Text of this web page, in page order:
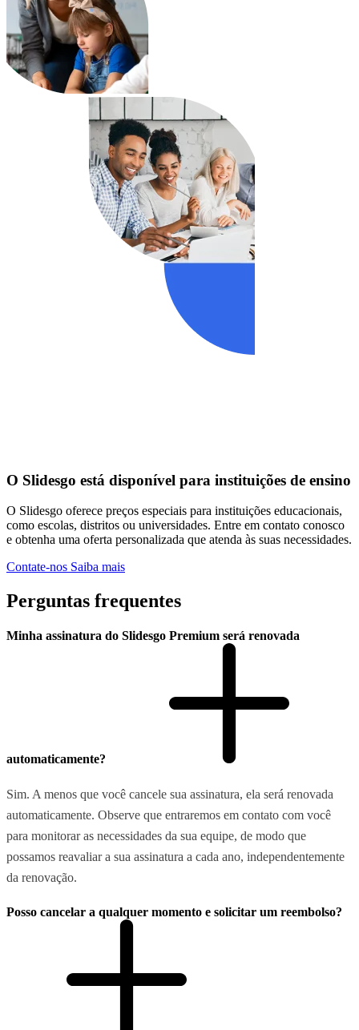
O Slidesgo está disponível para instituições de ensino
O Slidesgo oferece preços especiais para instituições educacionais,
como escolas, distritos ou universidades. Entre em contato conosco
e obtenha uma oferta personalizada que atenda às suas necessidades.
Contate-nos Saiba mais
Perguntas frequentes
Minha assinatura do Slidesgo Premium será renovada
automaticamente?
Sim. A menos que você cancele sua assinatura, ela será renovada
automaticamente. Observe que entraremos em contato com você
para monitorar as necessidades da sua equipe, de modo que
possamos reavaliar a sua assinatura a cada ano, independentemente
da renovação.
Posso cancelar a qualquer momento e solicitar um reembolso?